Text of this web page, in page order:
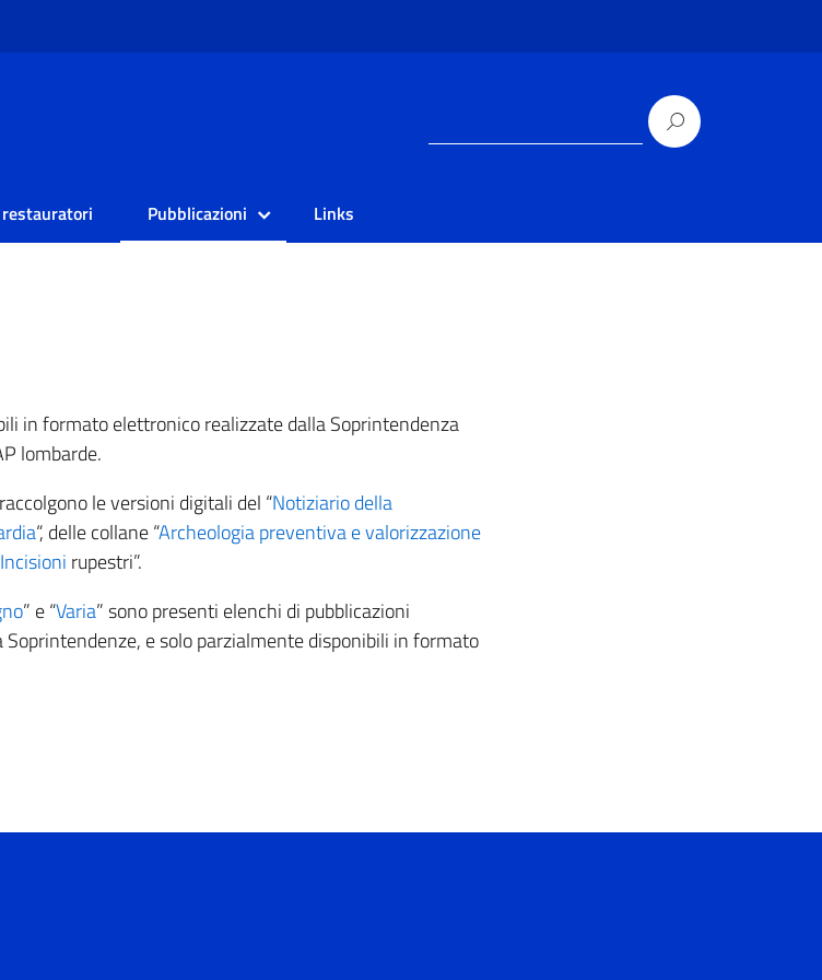
restauratori Pubblicazioni Links
in formato elettronico realizzate dalla Soprintendenza
lombarde.
le versioni digitali del “Notiziario della
“, delle collane “Archeologia preventiva e valorizzazione
rupestri”.
” e “Varia” sono presenti elenchi di pubblicazioni
Soprintendenze, e solo parzialmente disponibili in formato